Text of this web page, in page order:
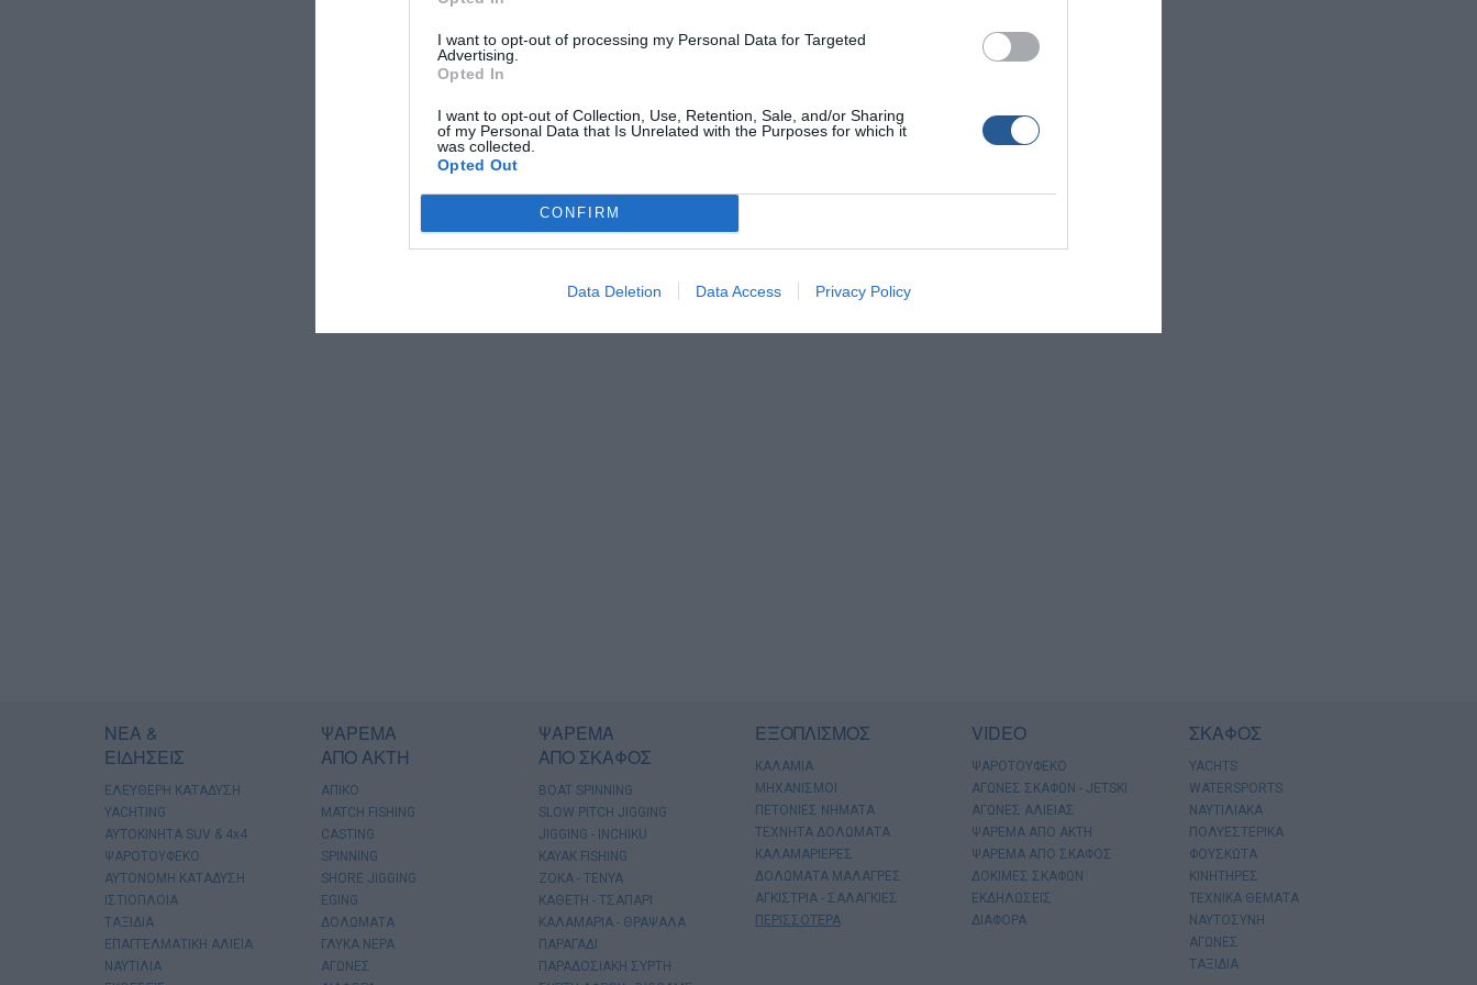
I want to opt-out of processing my Personal Data for Targeted
Advertising.
Opted In
I want to opt-out of Collection, Use, Retention, Sale, and/or Sharing
of my Personal Data that Is Unrelated with the Purposes for which it
was collected.
Opted Out
CONFIRM
Data Deletion Data Access Privacy Policy
ΝΕΑ &
ΕΙΔΗΣΕΙΣ
ΕΛΕΥΘΕΡΗ ΚΑΤΑΔΥΣΗ
YACHTING
AYTOKINHTA SUV & 4x4
ΨΑΡΟΤΟΥΦΕΚΟ
ΑΥΤΟΝΟΜΗ ΚΑΤΑΔΥΣΗ
ΙΣΤΙΟΠΛΟΙΑ
ΤΑΞΙΔΙΑ
ΕΠΑΓΓΕΛΜΑΤΙΚΗ ΑΛΙΕΙΑ
ΝΑΥΤΙΛΙΑ
ΨΑΡΕΜΑ
ΑΠΟ ΑΚΤΗ
ΑΠΙΚΟ
MATCH FISHING
CASTING
SPINNING
SHORE JIGGING
EGING
ΔΟΛΩΜΑΤΑ
ΓΛΥΚΑ ΝΕΡΑ
ΑΓΩΝΕΣ
ΨΑΡΕΜΑ
ΑΠΟ ΣΚΑΦΟΣ
BOAT SPINNING
SLOW PITCH JIGGING
JIGGING - INCHIKU
KAYAK FISHING
ΖΟΚΑ - ΤΕΝΥΑ
ΚΑΘΕΤΗ - ΤΣΑΠΑΡΙ
ΚΑΛΑΜΑΡΙΑ - ΘΡΑΨΑΛΑ
ΠΑΡΑΓΑΔΙ
ΠΑΡΑΔΟΣΙΑΚΗ ΣΥΡΤΗ
ΕΞΟΠΛΙΣΜΟΣ
ΚΑΛΑΜΙΑ
ΜΗΧΑΝΙΣΜΟΙ
ΠΕΤΟΝΙΕΣ ΝΗΜΑΤΑ
ΤΕΧΝΗΤΑ ΔΟΛΩΜΑΤΑ
ΚΑΛΑΜΑΡΙΕΡΕΣ
ΔΟΛΩΜΑΤΑ ΜΑΛΑΓΡΕΣ
ΑΓΚΙΣΤΡΙΑ - ΣΑΛΑΓΚΙΕΣ
ΠΕΡΙΣΣΟΤΕΡΑ
VIDEO
ΨΑΡΟΤΟΥΦΕΚΟ
ΑΓΩΝΕΣ ΣΚΑΦΩΝ - JETSKI
ΑΓΩΝΕΣ ΑΛΙΕΙΑΣ
ΨΑΡΕΜΑ ΑΠΟ ΑΚΤΗ
ΨΑΡΕΜΑ ΑΠΟ ΣΚΑΦΟΣ
ΔΟΚΙΜΕΣ ΣΚΑΦΩΝ
ΕΚΔΗΛΩΣΕΙΣ
ΔΙΑΦΟΡΑ
ΣΚΑΦΟΣ
YACHTS
WATERSPORTS
ΝΑΥΤΙΛΙΑΚΑ
ΠΟΛΥΕΣΤΕΡΙΚΑ
ΦΟΥΣΚΩΤΑ
ΚΙΝΗΤΗΡΕΣ
ΤΕΧΝΙΚΑ ΘΕΜΑΤΑ
ΝΑΥΤΟΣΥΝΗ
ΑΓΩΝΕΣ
ΤΑΞΙΔΙΑ